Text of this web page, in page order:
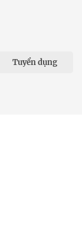
Tuyển dụng